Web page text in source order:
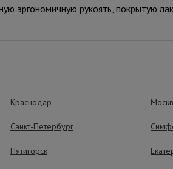
эргономичную рукоять, покрытую
–
Краснодар
Санкт-Петербург
Пятигорск